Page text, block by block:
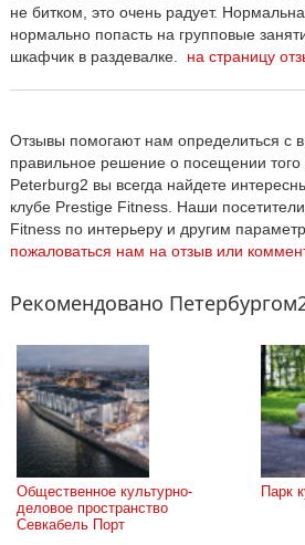
не битком, это очень радует.
нормально попасть на групповые
шкафчик в раздевалке. на страницу
Отзывы помогают нам определиться с
правильное решение о посещении
Peterburg2 вы всегда найдете
клубе Prestige Fitness. Наши
Fitness по интерьеру и другим
пожаловаться нам на отзыв или
Рекомендовано
Общественное культурно-
деловое пространство
Севкабель Порт
Парк